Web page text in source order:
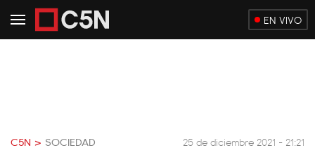
EN VIVO
C5N > SOCIEDAD 25 de diciembre 2021 - 21:21